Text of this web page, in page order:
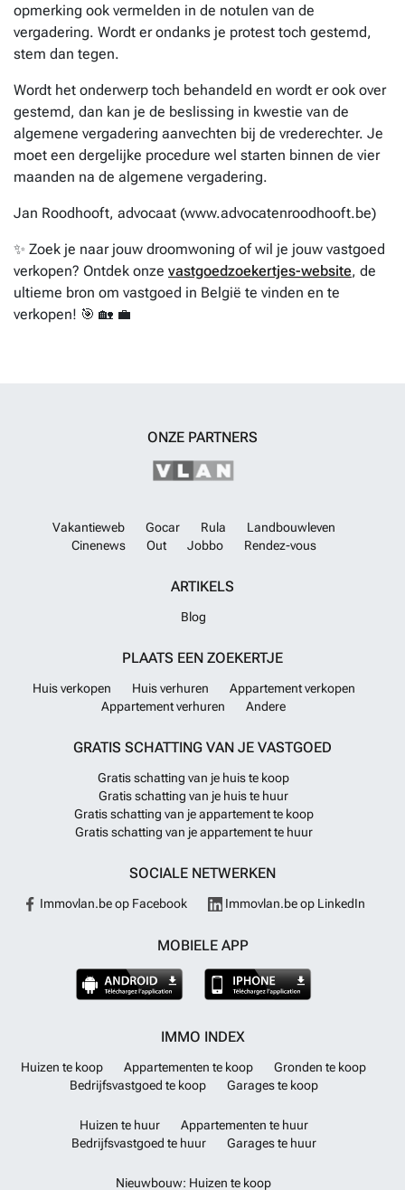
opmerking ook vermelden in de notulen van de
vergadering. Wordt er ondanks je protest toch gestemd,
stem dan tegen.
Wordt het onderwerp toch behandeld en wordt er ook over
gestemd, dan kan je de beslissing in kwestie van de
algemene vergadering aanvechten bij de vrederechter. Je
moet een dergelijke procedure wel starten binnen de vier
maanden na de algemene vergadering.
Jan Roodhooft, advocaat (www.advocatenroodhooft.be)
✨ Zoek je naar jouw droomwoning of wil je jouw vastgoed
verkopen? Ontdek onze vastgoedzoekertjes-website, de
ultieme bron om vastgoed in België te vinden en te
verkopen! 🎯 🏡 💼
ONZE PARTNERS
Vakantieweb Gocar Rula
Landbouwleven
Cinenews
Out Jobbo Rendez-vous
ARTIKELS
Blog
PLAATS EEN ZOEKERTJE
Huis verkopen Huis verhuren
Appartement verkopen
Appartement verhuren
Andere
GRATIS SCHATTING VAN JE VASTGOED
Gratis schatting van je huis te koop
Gratis schatting van je huis te huur
Gratis schatting van je appartement te koop
Gratis schatting van je appartement te huur
SOCIALE NETWERKEN
Immovlan.be op Facebook Immovlan.be op LinkedIn
MOBIELE APP
IMMO INDEX
Huizen te koop Appartementen te koop
Gronden te koop
Bedrijfsvastgoed te koop
Garages te koop
Huizen te huur
Appartementen te huur
Bedrijfsvastgoed te huur
Garages te huur
Nieuwbouw: Huizen te koop